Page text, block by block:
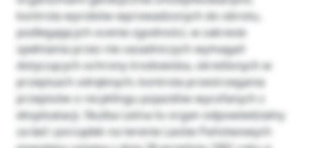
kontrola wyrobów wprowadzonych do obrotu,
podlegających ocenie zgodności, w zakresie
spełniania przez nie zasadniczych wymagań
dotyczących ochrony środowiska, określonych w
przepisach odrębnych; kontrola przestrzegania
przepisów o recyklingu pojazdów wycofanych z
eksploatacji. Służba Leśna to organ odpowiedzialny
za ład i porządek na terenie Lasów Państwowych